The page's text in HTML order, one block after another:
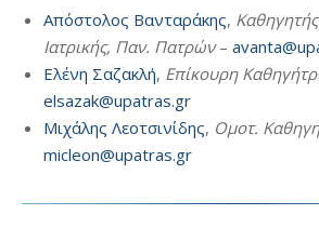
Απόστολος Βανταράκης, Καθηγητής
Ιατρικής, Παν. Πατρών–
Ελένη Σαζακλή, Επίκουρη
elsazak@upatras.gr
Μιχάλης Λεοτσινίδης, Ομοτ.
micleon@upatras.gr